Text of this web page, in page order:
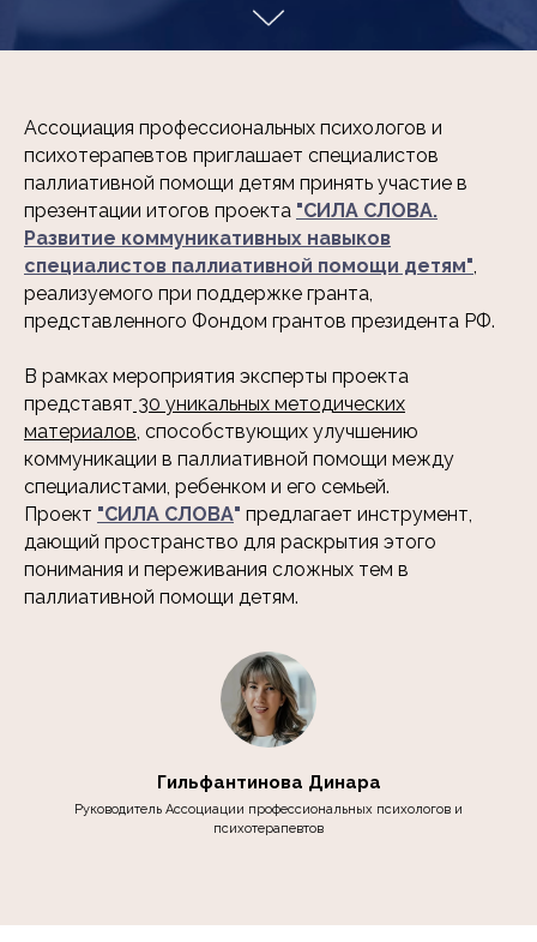
Ассоциация профессиональных психологов и
психотерапевтов приглашает специалистов
паллиативной помощи детям принять участие в
презентации итогов проекта "СИЛА СЛОВА.
Развитие коммуникативных навыков
специалистов паллиативной помощи детям",
реализуемого при поддержке гранта,
представленного Фондом грантов президента РФ.
В рамках мероприятия эксперты проекта
представят 30 уникальных методических
материалов, способствующих улучшению
коммуникации в паллиативной помощи между
специалистами, ребенком и его семьей.
Проект "СИЛА СЛОВА" предлагает инструмент,
дающий пространство для раскрытия этого
понимания и переживания сложных тем в
паллиативной помощи детям.
Гильфантинова Динара
Руководитель Ассоциации профессиональных психологов и
психотерапевтов